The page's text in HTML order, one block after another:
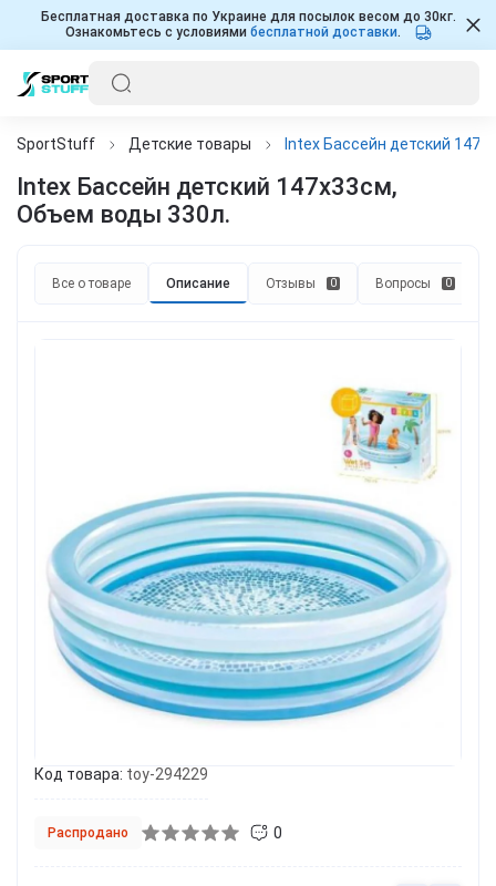
Бесплатная доставка по Украине для посылок весом до 30кг.
Ознакомьтесь с условиями бесплатной доставки.
SportStuff Детские товары Intex Бассейн детский
Intex Бассейн детский 147х33см,
Объем воды 330л.
Все о товаре Описание Отзывы 0 Вопросы 0
Код товара: toy-294229
Распродано 0